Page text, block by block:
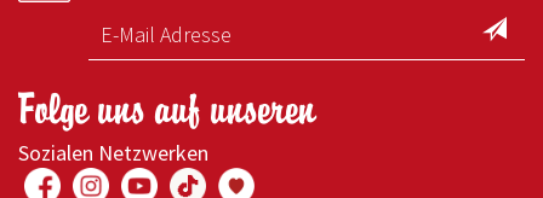
Folge uns auf unseren
Sozialen Netzwerken